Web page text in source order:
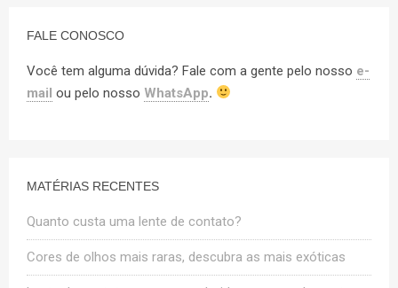
FALE CONOSCO
Você tem alguma dúvida? Fale com a gente pelo nosso e-
mail ou pelo nosso WhatsApp.
MATÉRIAS RECENTES
Quanto custa uma lente de contato?
Cores de olhos mais raras, descubra as mais exóticas